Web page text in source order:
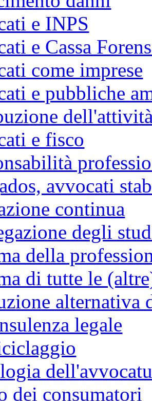
e INPS
e Cassa
come imprese
e pubbliche
e fisco
avvocati
continua
degli
della
di tutte le
alternativa
legale
dei consumatori